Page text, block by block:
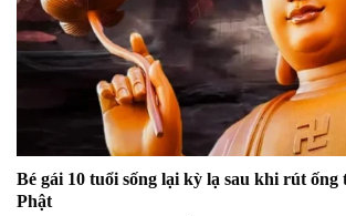
Bé gái 10 tuổi sống lại kỳ lạ sau khi rút ống
Phật